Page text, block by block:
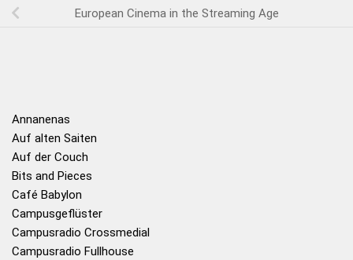
European Cinema in the Streaming Age
Annanenas
Auf alten Saiten
Auf der Couch
Bits and Pieces
Café Babylon
Campusgeflüster
Campusradio Crossmedial
Campusradio Fullhouse